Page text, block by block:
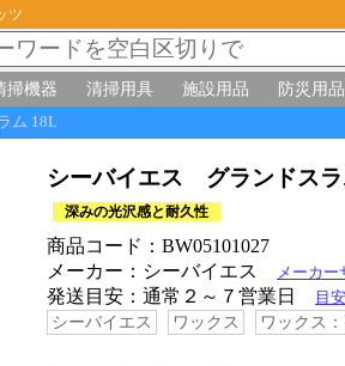
ツ
掃機器 清掃用具 施設用品 防災用品
ム 18L
シーバイエス グランドス
深みの光沢感と耐久性
商品コード：BW05101027
メーカー：シーバイエス
メーカー
発送目安：通常２～７営業日 目
シーバイエス ワックス ワックス